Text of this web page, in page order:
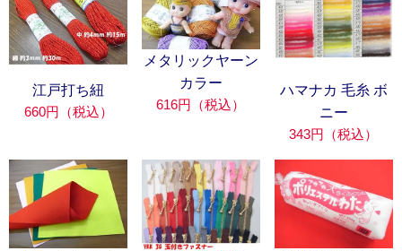
江戸打ち紐
660円（税込）
メタリックヤーン
カラー
616円（税込）
ハマナカ 毛糸 ボ
ニー
343円（税込）